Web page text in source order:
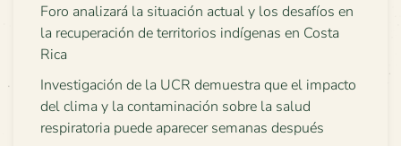
Foro analizará la situación actual y los desafíos en
la recuperación de territorios indígenas en Costa
Rica
Investigación de la UCR demuestra que el impacto
del clima y la contaminación sobre la salud
respiratoria puede aparecer semanas después